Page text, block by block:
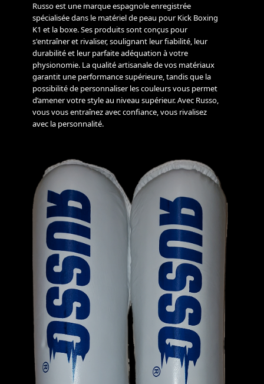
Russo est une marque espagnole enregistrée
spécialisée dans le matériel de peau pour Kick Boxing
K1 et la boxe. Ses produits sont conçus pour
s'entraîner et rivaliser, soulignant leur fiabilité, leur
durabilité et leur parfaite adéquation à votre
physionomie. La qualité artisanale de vos matériaux
garantit une performance supérieure, tandis que la
possibilité de personnaliser les couleurs vous permet
d’amener votre style au niveau supérieur. Avec Russo,
vous vous entraînez avec confiance, vous rivalisez
avec la personnalité.